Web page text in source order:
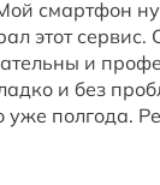
смартфон
этот сервис.
и
и без
уже полгода.